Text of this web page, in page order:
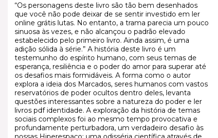
“Os personagens deste livro são tão bem desenhados
que você não pode deixar de se sentir investido em ler
online grátis lutas. No entanto, a trama parecia um pouco
sinuosa às vezes, e não alcançou o padrão elevado
estabelecido pelo primeiro livro. Ainda assim, é uma
adição sólida à série.” A história deste livro é um
testemunho do espírito humano, com seus temas de
esperança, resiliência e o poder do amor para superar até
os desafios mais formidáveis. A forma como o autor
explora a ideia dos Marcados, seres humanos com vastos
reservatórios de poder ocultos dentro deles, levanta
questões interessantes sobre a natureza do poder e ler
livros pdf identidade. A exploração da história de temas
sociais complexos foi ao mesmo tempo provocativa e
profundamente perturbadora, um verdadeiro desafio às